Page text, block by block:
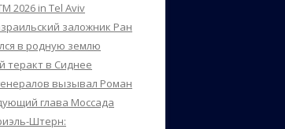
2026 in Tel Aviv
заложник Ран
в родную землю
теракт в Сиднее
вызывал Роман
глава Моссада
Штерн: